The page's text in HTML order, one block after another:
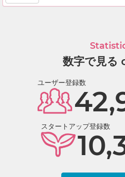
数字で見る
ユーザー登録数
スタートアップ登録数